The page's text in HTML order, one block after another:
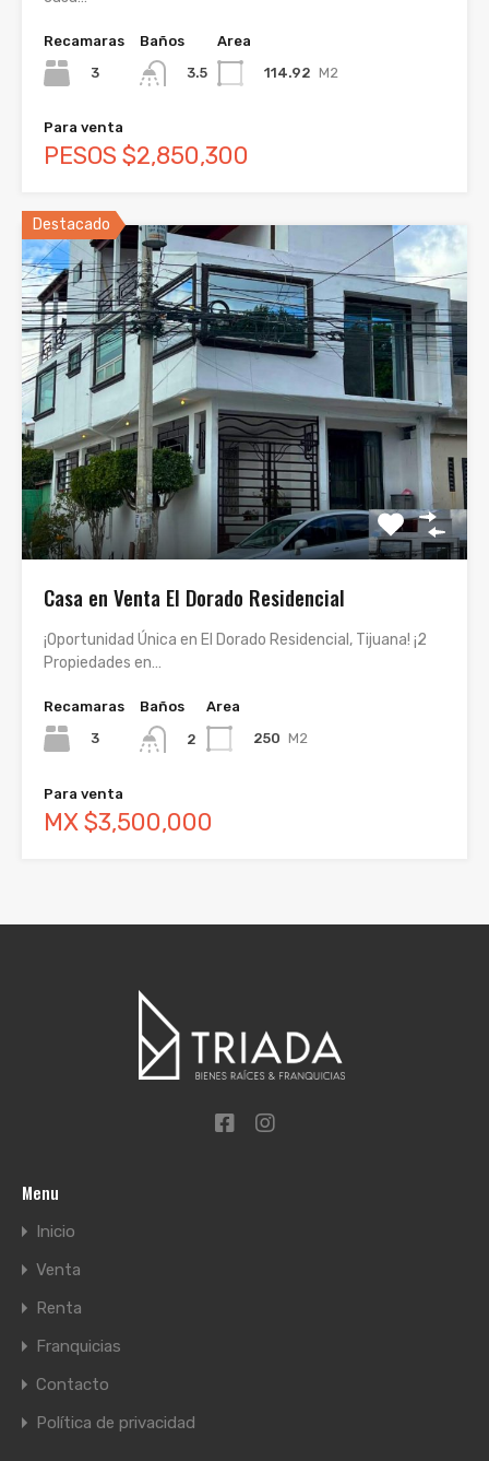
Recamaras
3
Baños
3.5
Area
114.92 M2
Para venta
PESOS $2,850,300
Destacado
Casa en Venta El Dorado Residencial
¡Oportunidad Única en El Dorado Residencial, Tijuana! ¡2
Propiedades en…
Recamaras
3
Baños
2
Area
250 M2
Para venta
MX $3,500,000
Menu
Inicio
Venta
Renta
Franquicias
Contacto
Política de privacidad